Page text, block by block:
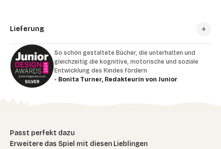
So schön gestaltete Bücher, die unterhalten und
gleichzeitig die kognitive, motorische und soziale
Entwicklung des Kindes fördern
- Bonita Turner, Redakteurin von Junior
Lieferung
Erweitere das Spiel mit diesen Lieblingen